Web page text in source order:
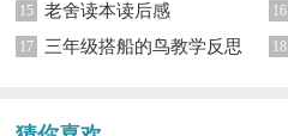
15 老舍读本读后感 16
17 三年级搭船的鸟教学反思 18